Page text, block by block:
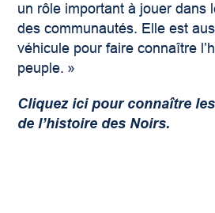
un rôle important à jouer dans
des communautés. Elle est
véhicule pour faire connaître
peuple. »
Cliquez icipour connaître
de l’histoire des Noirs.